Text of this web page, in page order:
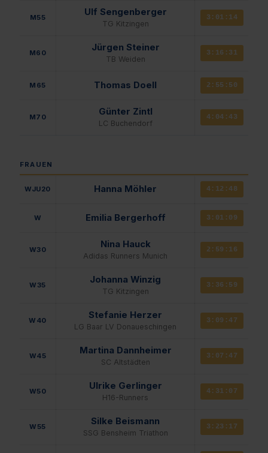
M55 Ulf Sengenberger
TG Kitzingen
3:01:14
M60 Jürgen Steiner
TB Weiden
3:16:31
M65 Thomas Doell 2:55:50
M70 Günter Zintl
LC Buchendorf
4:04:43
FRAUEN
WJU20 Hanna Möhler 4:12:48
W Emilia Bergerhoff 3:01:09
W30 Nina Hauck
Adidas Runners Munich
2:59:16
W35 Johanna Winzig
TG Kitzingen
3:36:59
W40 Stefanie Herzer
LG Baar LV Donaueschingen
3:09:47
W45 Martina Dannheimer
SC Altstädten
3:07:47
W50 Ulrike Gerlinger
H16-Runners
4:31:07
W55 Silke Beismann
SSG Bensheim Triathon
3:23:17